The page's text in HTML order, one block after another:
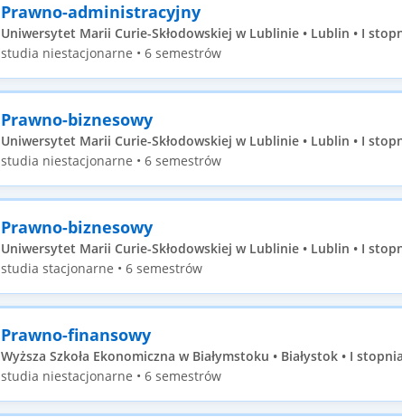
Prawno-administracyjny
Uniwersytet Marii Curie-Skłodowskiej w Lublinie • Lublin • I
studia niestacjonarne • 6 semestrów
Prawno-biznesowy
Uniwersytet Marii Curie-Skłodowskiej w Lublinie • Lublin • I
studia niestacjonarne • 6 semestrów
Prawno-biznesowy
Uniwersytet Marii Curie-Skłodowskiej w Lublinie • Lublin • I
studia stacjonarne • 6 semestrów
Prawno-finansowy
Wyższa Szkoła Ekonomiczna w Białymstoku • Białystok • I stopnia
studia niestacjonarne • 6 semestrów